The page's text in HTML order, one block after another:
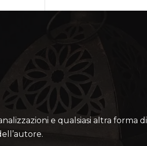
e qualsiasi altra forma di